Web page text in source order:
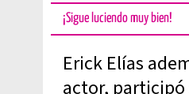
¡Sigue luciendo muy bien!
Erick Elías
actor,